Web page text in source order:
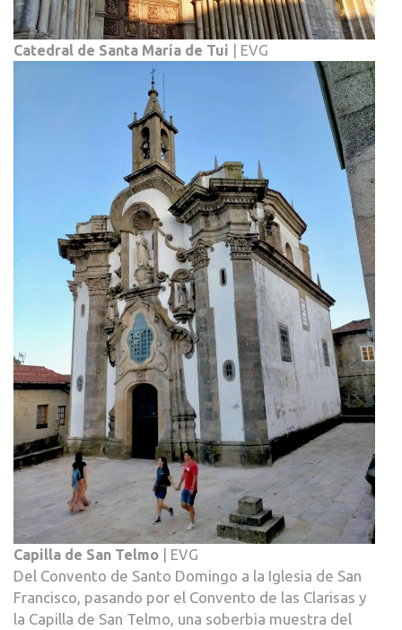
Catedral de Santa María de Tui | EVG
Capilla de San Telmo | EVG
Del Convento de Santo Domingo a la Iglesia de San
Francisco, pasando por el Convento de las Clarisas y
la Capilla de San Telmo, una soberbia muestra del